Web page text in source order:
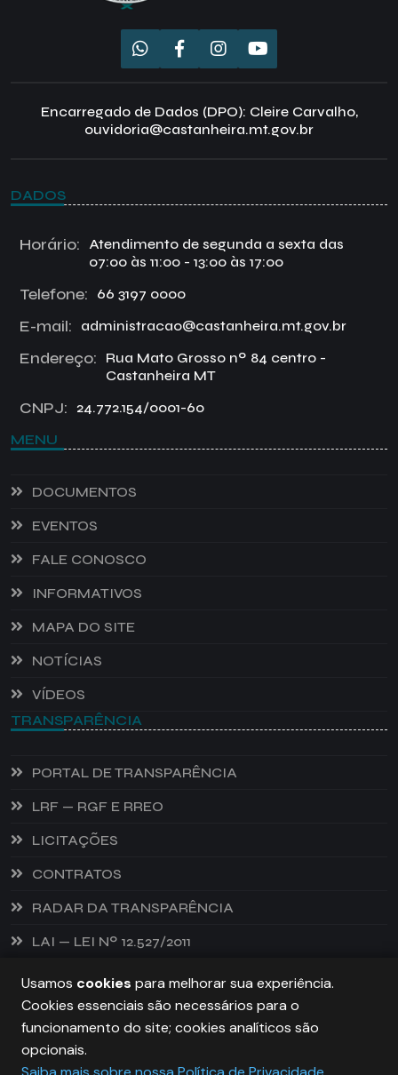
Encarregado de Dados (DPO): Cleire Carvalho,
ouvidoria@castanheira.mt.gov.br
DADOS
Horário:
Atendimento de segunda a sexta das
07:00 às 11:00 - 13:00 às 17:00
Telefone: 66 3197 0000
E-mail: administracao@castanheira.mt.gov.br
Endereço:
Rua Mato Grosso nº 84 centro -
Castanheira MT
CNPJ: 24.772.154/0001-60
MENU
DOCUMENTOS
EVENTOS
FALE CONOSCO
INFORMATIVOS
MAPA DO SITE
NOTÍCIAS
VÍDEOS
TRANSPARÊNCIA
PORTAL DE TRANSPARÊNCIA
LRF — RGF E RREO
LICITAÇÕES
CONTRATOS
RADAR DA TRANSPARÊNCIA
LAI — LEI Nº 12.527/2011
PREFEITURA DE CASTANHEIRA, TODOS OS DIREITOS
Usamos cookies para melhorar sua experiência.
Cookies essenciais são necessários para o
funcionamento do site; cookies analíticos são
opcionais.